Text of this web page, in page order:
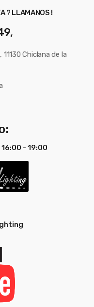
? LLAMANOS !
Chiclana de la
- 19:00